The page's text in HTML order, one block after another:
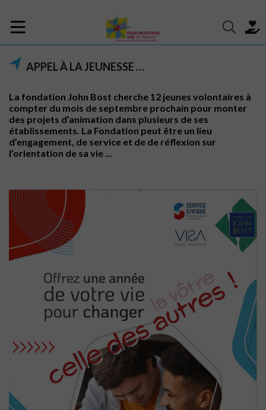
APPEL À LA JEUNESSE …
La fondation John Bost cherche 12 jeunes volontaires à
compter du mois de septembre prochain pour monter
des projets d’animation dans plusieurs de ses
établissements. La Fondation peut être un lieu
d’engagement, de service et de de réflexion sur
l’orientation de sa vie ...